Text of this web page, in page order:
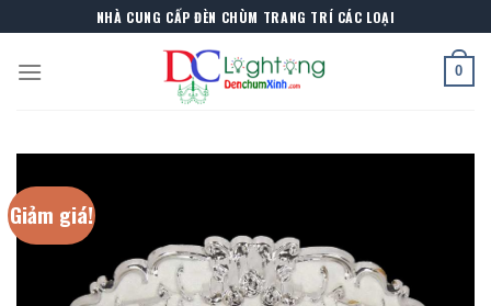
to
content
NHÀ CUNG CẤP ĐÈN CHÙM TRANG TRÍ CÁC LOẠI
0
Giảm giá!